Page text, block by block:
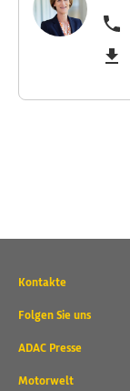
Wichtige
und
Links
Kontakte
Folgen Sie uns
ADAC Presse
Motorwelt